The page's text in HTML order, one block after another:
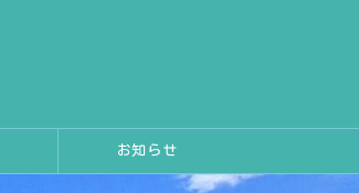
お知らせ